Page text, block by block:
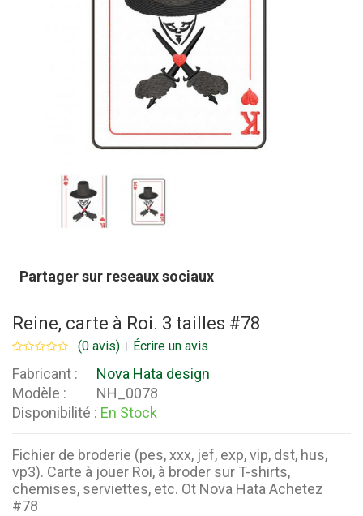
Partager sur reseaux sociaux
Reine, carte à Roi. 3 tailles #78
(0 avis) Écrire un avis
Fabricant :
Nova Hata design
Modèle :
NH_0078
Disponibilité : En Stock
Fichier de broderie (pes, xxx, jef, exp, vip, dst, hus,
vp3). Carte à jouer Roi, à broder sur T-shirts,
chemises, serviettes, etc. Ot Nova Hata Achetez
#78